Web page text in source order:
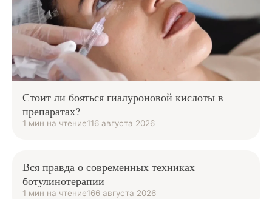
Стоит ли бояться гиалуроновой кислоты в
препаратах?
1 мин на чтение116 августа 2026
Вся правда о современных техниках
ботулинотерапии
1 мин на чтение166 августа 2026